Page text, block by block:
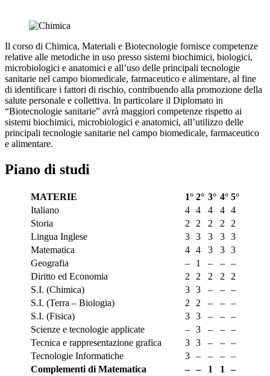
Il corso di Chimica, Materiali e Biotecnologie fornisce competenze
relative alle metodiche in uso presso sistemi biochimici, biologici,
microbiologici e anatomici e all’uso delle principali tecnologie
sanitarie nel campo biomedicale, farmaceutico e alimentare, al fine
di identificare i fattori di rischio, contribuendo alla promozione della
salute personale e collettiva. In particolare il Diplomato in
“Biotecnologie sanitarie” avrà maggiori competenze rispetto ai
sistemi biochimici, microbiologici e anatomici, all’utilizzo delle
principali tecnologie sanitarie nel campo biomedicale, farmaceutico
e alimentare.
Piano di studi
MATERIE 1° 2° 3° 4° 5°
Italiano
4 4 4 4 4
Storia
2 2 2 2
2
Lingua Inglese
3 3 3 3 3
Matematica
4 4 3 3 3
Geografia
– 1 – – –
Diritto ed Economia
2 2 2 2
2
S.I. (Chimica)
3 3 – – –
S.I. (Terra – Biologia)
2 2 – – –
S.I. (Fisica)
3 3 – – –
Scienze e tecnologie applicate
– 3 – – –
Tecnica e rappresentazione grafica
3 3 – – –
Tecnologie Informatiche
3 – – – –
Complementi di Matematica
– – 1 1
–